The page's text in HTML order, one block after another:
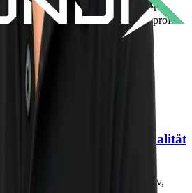
regionale Sichtbarkeit mit einer
einem gepflegten Unternehmensprofil
Belegen aufbauen.
Unternehmen: Daten, Qualität
nicht durch einen Chat produktiv,